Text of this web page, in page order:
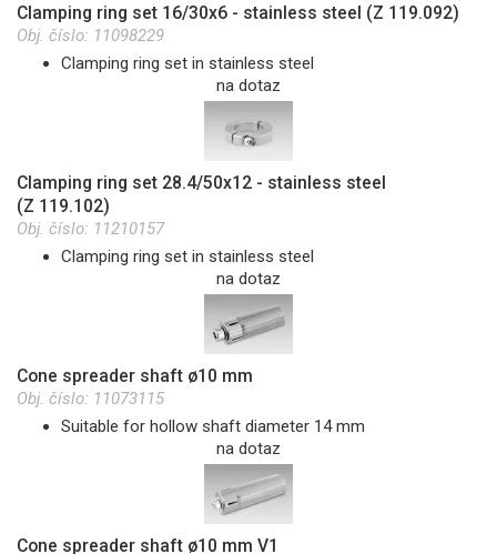
Clamping ring set 16/30x6 - stainless steel (Z 119.092)
Obj. číslo: 11098229
Clamping ring set in stainless steel
na dotaz
Clamping ring set 28.4/50x12 - stainless steel
(Z 119.102)
Obj. číslo: 11210157
Clamping ring set in stainless steel
na dotaz
Cone spreader shaft ø10 mm
Obj. číslo: 11073115
Suitable for hollow shaft diameter 14 mm
na dotaz
Cone spreader shaft ø10 mm V1